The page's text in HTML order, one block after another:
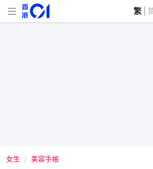
繁
女生 美容手帳